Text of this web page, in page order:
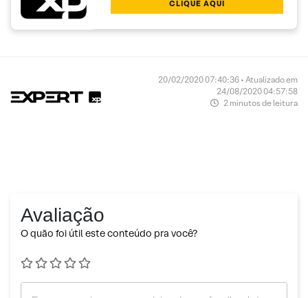
CLIQUE AQUI
20/02/2020 07:40:36 • Atualizado em
24/08/2020 04:57:58
2 minutos de leitura
Avaliação
O quão foi útil este conteúdo pra você?